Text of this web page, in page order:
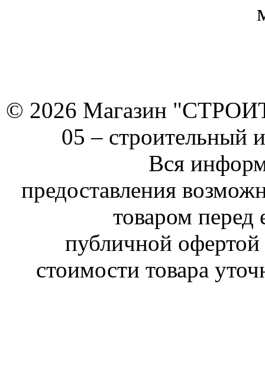
© 2026 Магазин
05 – строительный
Вся
предоставления
товаром перед
публичной
стоимости товара